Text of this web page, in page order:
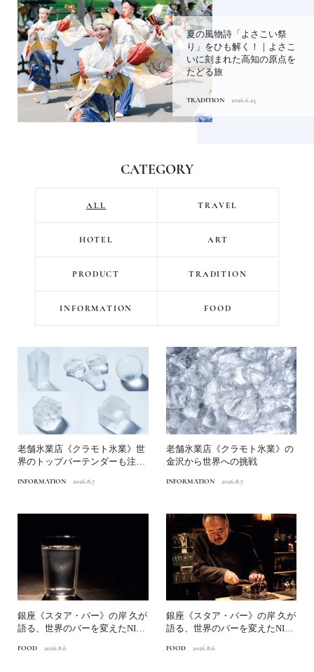
《工房アイザワ》機能美光
る伝統を日々の暮らしに｜
渋谷パルコ「つくる時間、
食べる時...
PRODUCT 2026.7.30
CATEGORY
ALL TRAVEL
HOTEL ART
PRODUCT TRADITION
INFORMATION FOOD
老舗氷業店《クラモト氷業》世
界のトップバーテンダーも注目
INFORMATION 2026.8.7
老舗氷業店《クラモト氷業》の
金沢から世界への挑戦
INFORMATION 2026.8.7
銀座《スタア・バー》の岸 久が
語る、世界のバーを変えたNINJ
FOOD 2026.8.6
銀座《スタア・バー》の岸 久が
語る、世界のバーを変えたNINJ
FOOD 2026.8.6